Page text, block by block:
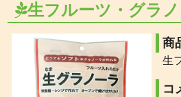
生フルーツ・グラ
商
生
コ